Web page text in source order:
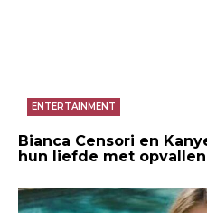
ENTERTAINMENT
Bianca Censori en
hun liefde met